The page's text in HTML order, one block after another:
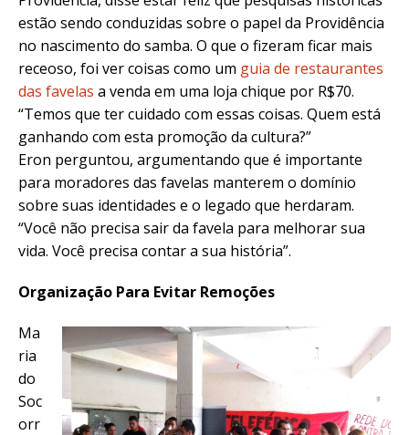
estão sendo conduzidas sobre o papel da Providência
no nascimento do samba. O que o fizeram ficar mais
receoso, foi ver coisas como um guia de restaurantes
das favelas a venda em uma loja chique por R$70.
“Temos que ter cuidado com essas coisas. Quem está
ganhando com esta promoção da cultura?”
Eron perguntou, argumentando que é importante
para moradores das favelas manterem o domínio
sobre suas identidades e o legado que herdaram.
“Você não precisa sair da favela para melhorar sua
vida. Você precisa contar a sua história”.
Organização Para Evitar Remoções
Ma
ria
do
Soc
orr